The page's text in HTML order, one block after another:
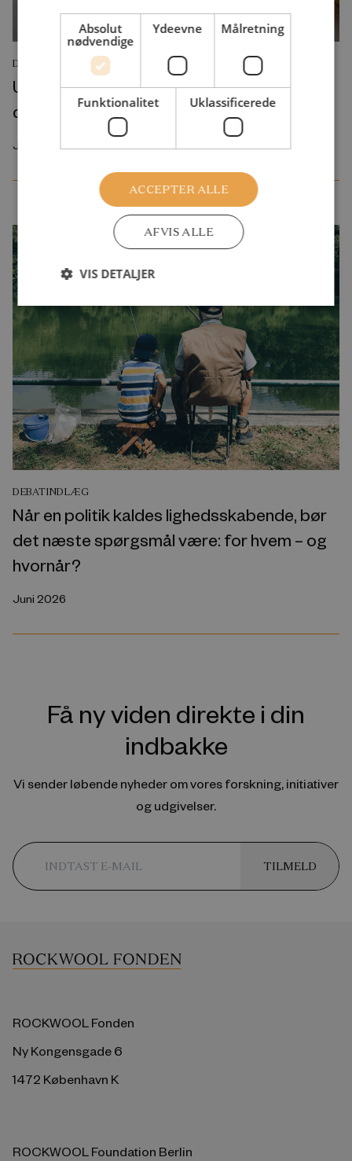
DEBATINDLÆG
Udlændingepolitik kan ikke koges ned til en
debat om danske værdier og stramninger
Juli 2026
DEBATINDLÆG
Når en politik kaldes lighedsskabende, bør
det næste spørgsmål være: for hvem – og
hvornår?
Juni 2026
Få ny viden direkte i din
indbakke
Vi sender løbende nyheder om vores forskning, initiativer
og udgivelser.
TILMELD
ROCKWOOL Fonden
Ny Kongensgade 6
1472 København K
ROCKWOOL Foundation Berlin
Absolut
nødvendige
Ydeevne Målretning
Funktionalitet Uklassificerede
ACCEPTER ALLE
AFVIS ALLE
VIS DETALJER